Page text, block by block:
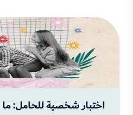
اختبار شخصية للحامل: